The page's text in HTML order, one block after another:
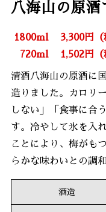
八海山の原
1800ml
3,300円（
720ml
1,502円（
清酒八海山の原酒に
造りました。カロリ
しない」「食事に合
す。冷やして氷を入
ことにより、梅がも
らかな味わいとの調
酒造